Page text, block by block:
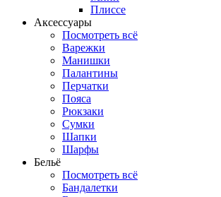
Плиссе
Аксессуары
Посмотреть всё
Варежки
Манишки
Палантины
Перчатки
Пояса
Рюкзаки
Сумки
Шапки
Шарфы
Бельё
Посмотреть всё
Бандалетки